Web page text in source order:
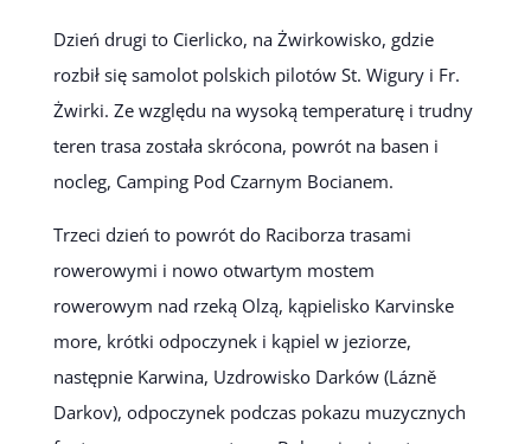
Dzień drugi to Cierlicko, na Żwirkowisko, gdzie
rozbił się samolot polskich pilotów St. Wigury i Fr.
Żwirki. Ze względu na wysoką temperaturę i trudny
teren trasa została skrócona, powrót na basen i
nocleg, Camping Pod Czarnym Bocianem.
Trzeci dzień to powrót do Raciborza trasami
rowerowymi i nowo otwartym mostem
rowerowym nad rzeką Olzą, kąpielisko Karvinske
more, krótki odpoczynek i kąpiel w jeziorze,
następnie Karwina, Uzdrowisko Darków (Lázně
Darkov), odpoczynek podczas pokazu muzycznych